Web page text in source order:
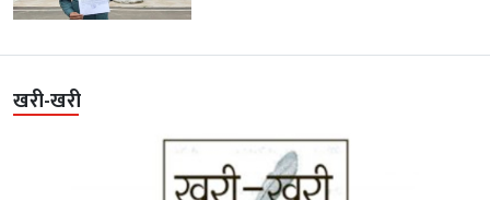
खरी-खरी